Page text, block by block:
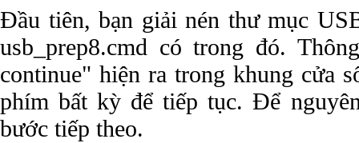
Đầu tiên, bạn giải nén thư mục
usb_prep8.cmd có trong đó.
continue" hiện ra trong khung cửa
phím bất kỳ để tiếp tục. Để
bước tiếp theo.